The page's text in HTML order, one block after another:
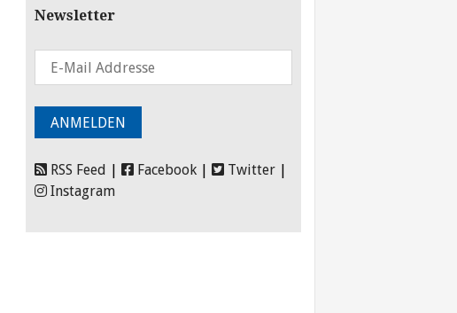
Newsletter
RSS Feed Facebook Twitter
Instagram